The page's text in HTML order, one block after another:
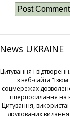
News UKRAINE
Цитування і
з веб-сайта
соцмережах
гіперпосилання на
Цитування,
друкованих